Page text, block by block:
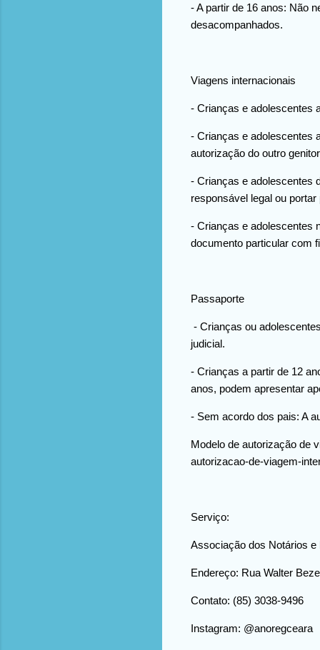
- A partir de 16 anos: Não
desacompanhados.
Viagens internacionais
- Crianças e adolescentes
- Crianças e adolescentes
autorização do outro
- Crianças e adolescentes
responsável legal ou
- Crianças e adolescentes
documento particular com
Passaporte
- Crianças ou
judicial.
- Crianças a partir de 12
anos, podem apresentar
- Sem acordo dos pais: A
Modelo de autorização de
autorizacao-de-viagem-
Serviço:
Associação dos Notários
Endereço: Rua Walter
Contato: (85) 3038-9496
Instagram: @anoregceara